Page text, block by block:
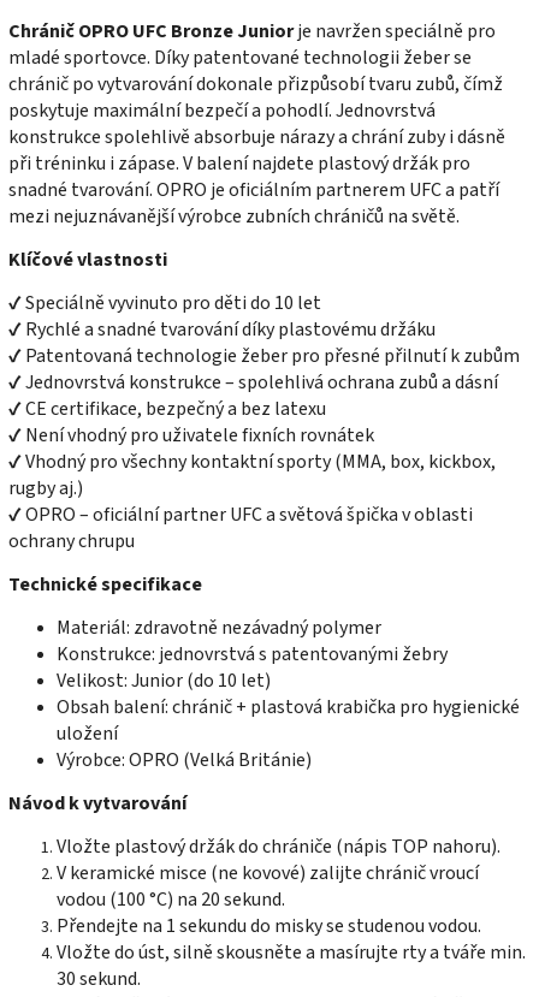
Chránič OPRO UFC Bronze Juniorje navržen speciálně pro
mladé sportovce. Díky patentované technologii žeber se
chránič po vytvarování dokonale přizpůsobí tvaru zubů, čímž
poskytuje maximální bezpečí a pohodlí. Jednovrstvá
konstrukce spolehlivě absorbuje nárazy a chrání zuby i dásně
při tréninku i zápase. V balení najdete plastový držák pro
snadné tvarování. OPRO je oficiálním partnerem UFC a patří
mezi nejuznávanější výrobce zubních chráničů na světě.
Klíčové vlastnosti
✔ Speciálně vyvinuto pro děti do 10 let
✔ Rychlé a snadné tvarování díky plastovému držáku
✔ Patentovaná technologie žeber pro přesné přilnutí k zubům
✔ Jednovrstvá konstrukce – spolehlivá ochrana zubů a dásní
✔ CE certifikace, bezpečný a bez latexu
✔ Není vhodný pro uživatele fixních rovnátek
✔ Vhodný pro všechny kontaktní sporty (MMA, box, kickbox,
rugby aj.)
✔ OPRO – oficiální partner UFC a světová špička v oblasti
ochrany chrupu
Technické specifikace
Materiál: zdravotně nezávadný polymer
Konstrukce: jednovrstvá s patentovanými žebry
Velikost: Junior (do 10 let)
Obsah balení: chránič + plastová krabička pro hygienické
uložení
Výrobce: OPRO (Velká Británie)
Návod k vytvarování
Vložte plastový držák do chrániče (nápis TOP nahoru).
V keramické misce (ne kovové) zalijte chránič vroucí
vodou (100 °C) na 20 sekund.
Přendejte na 1 sekundu do misky se studenou vodou.
Vložte do úst, silně skousněte a masírujte rty a tváře min.
30 sekund.